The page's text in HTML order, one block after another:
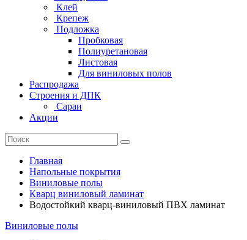
Клей
Крепеж
Подложка
Пробковая
Полиуретановая
Листовая
Для виниловых полов
Распродажа
Строения и ДПК
Сараи
Акции
Главная
Напольные покрытия
Виниловые полы
Кварц виниловый ламинат
Водостойкий кварц-виниловый ПВХ ламинат
Виниловые полы